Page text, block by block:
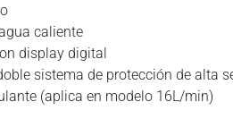
caliente
display digital
sistema de protección de alta
(aplica en modelo 16L/min)